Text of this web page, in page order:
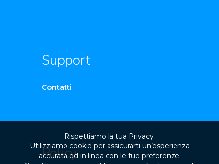
Support
Contatti
Policy
Rispettiamo la tua Privacy.
Utilizziamo cookie per assicurarti un’esperienza
accurata ed in linea con le tue preferenze.